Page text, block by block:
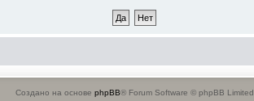
Создано на основе phpBB® Forum Software © phpBB Limited